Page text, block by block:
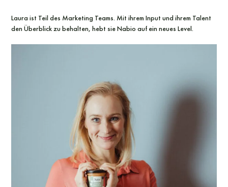
Laura ist Teil des Marketing Teams. Mit ihrem Input und ihrem Talent
den Überblick zu behalten, hebt sie Nabio auf ein neues Level.